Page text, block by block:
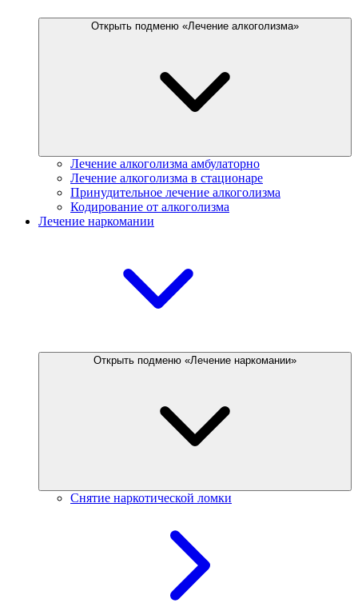
Открыть подменю «Лечение алкоголизма»
Лечение алкоголизма амбулаторно
Лечение алкоголизма в стационаре
Принудительное лечение алкоголизма
Кодирование от алкоголизма
Лечение наркомании
Открыть подменю «Лечение наркомании»
Снятие наркотической ломки